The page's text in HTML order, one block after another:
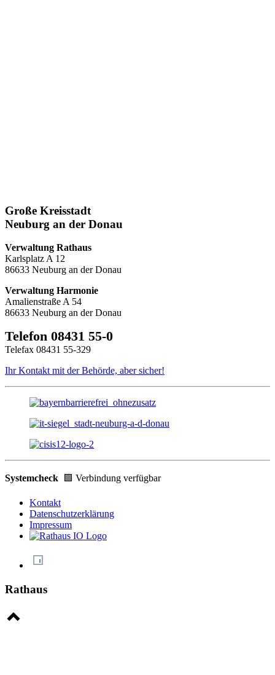
Große Kreisstadt
Neuburg an der Donau
Verwaltung Rathaus
Karlsplatz A 12
86633 Neuburg an der Donau
Verwaltung Harmonie
Amalienstraße A 54
86633 Neuburg an der Donau
Telefon 08431 55-0
Telefax 08431 55-329
Ihr Kontakt mit der Behörde, aber sicher!
Systemcheck 🟩 Verbindung verfügbar
Kontakt
Datenschutzerklärung
Impressum
Rathaus